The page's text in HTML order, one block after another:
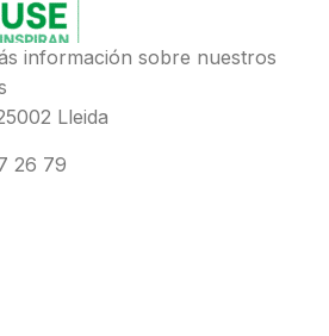
información sobre nuestros
Lleida
26 79